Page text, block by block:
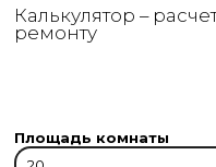
Калькулятор –
ремонту
Площадь комнаты